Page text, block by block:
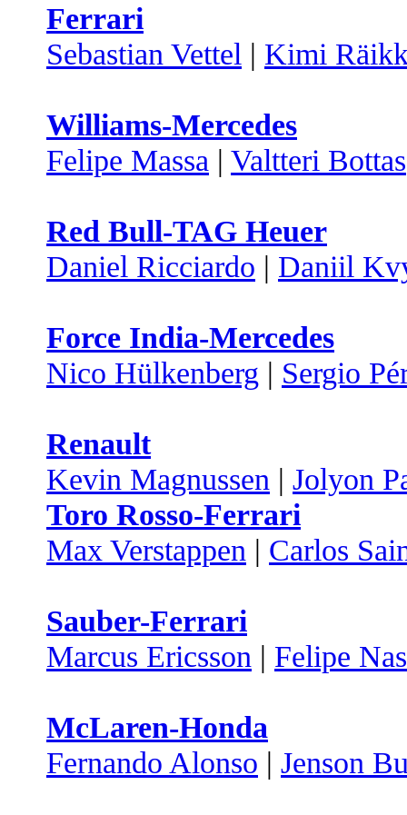
Ferrari
Sebastian Vettel | Kimi
Williams-Mercedes
Felipe Massa | Valtteri Bottas
Red Bull-TAG Heuer
Daniel Ricciardo | Daniil
Force India-Mercedes
Nico Hülkenberg | Sergio
Renault
Kevin Magnussen | Jolyon
Toro Rosso-Ferrari
Max Verstappen | Carlos
Sauber-Ferrari
Marcus Ericsson | Felipe
McLaren-Honda
Fernando Alonso | Jenson